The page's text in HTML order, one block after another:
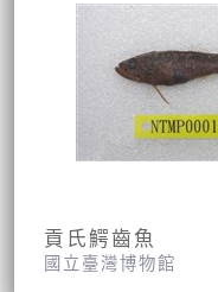
貢氏鰐齒魚
國立臺灣博物館